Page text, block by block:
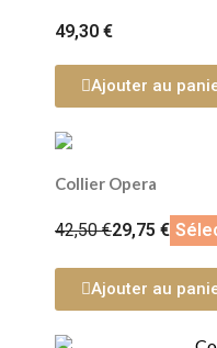
49,30 €
Ajouter au
Collier Opera
42,50 €29,75 €
Ajouter au